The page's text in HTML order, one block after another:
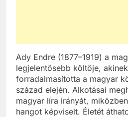
Ady Endre (1877–1919) a
legjelentősebb költője,
forradalmasította a magyar
század elején. Alkotásai
magyar líra irányát,
hangot képviselt. Életét